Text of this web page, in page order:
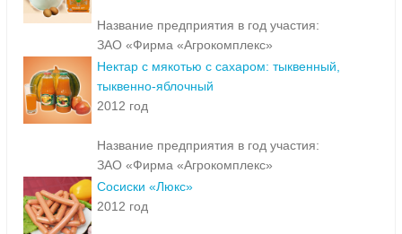
Название предприятия в год участия:
ЗАО «Фирма «Агрокомплекс»
Нектар с мякотью с сахаром: тыквенный,
тыквенно-яблочный
2012 год
Название предприятия в год участия:
ЗАО «Фирма «Агрокомплекс»
Сосиски «Люкс»
2012 год